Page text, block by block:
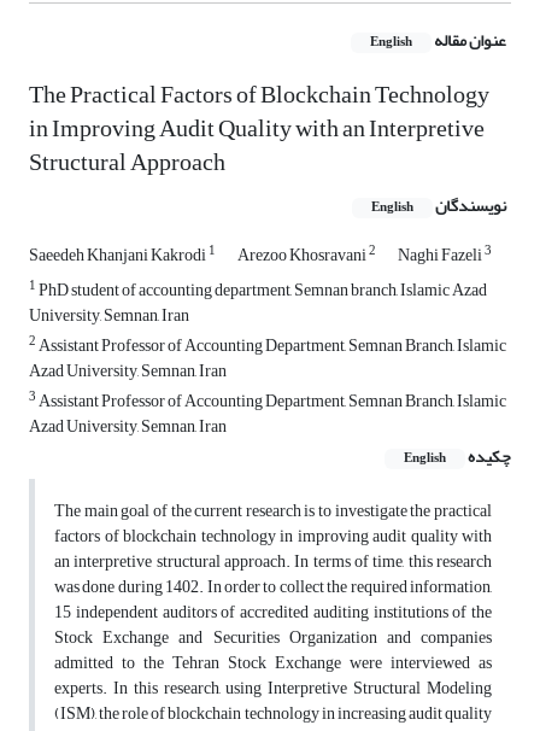
عنوان مقاله English
The Practical Factors of Blockchain Technology
in Improving Audit Quality with an Interpretive
Structural Approach
نویسندگان English
Saeedeh Khanjani Kakrodi1 Arezoo Khosravani2 Naghi Fazeli3
1PhD student of accounting department, Semnan branch, Islamic Azad
University, Semnan, Iran
2Assistant Professor of Accounting Department, Semnan Branch, Islamic
Azad University, Semnan, Iran
3Assistant Professor of Accounting Department, Semnan Branch, Islamic
Azad University, Semnan, Iran
چکیده
English
The main goal of the current research is to investigate the practical
factors of blockchain technology in improving audit quality with
an interpretive structural approach. In terms of time, this research
was done during 1402. In order to collect the required information,
15 independent auditors of accredited auditing institutions of the
Stock Exchange and Securities Organization and companies
admitted to the Tehran Stock Exchange were interviewed as
experts. In this research, using Interpretive Structural Modeling
(ISM), the role of blockchain technology in increasing audit quality